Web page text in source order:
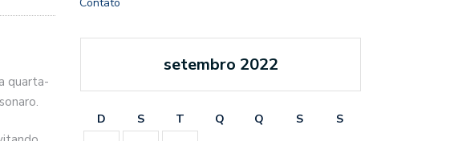
quarta-
setembro 2022
D S T Q Q S
S